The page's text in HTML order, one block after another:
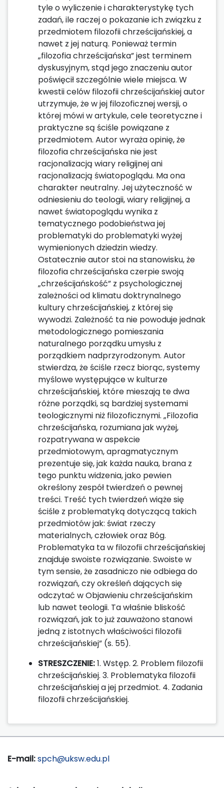
tyle o wyliczenie i charakterystykę tych
zadań, ile raczej o pokazanie ich związku z
przedmiotem filozofii chrześcijańskiej, a
nawet z jej naturą. Ponieważ termin
„filozofia chrześcijańska” jest terminem
dyskusyjnym, stąd jego znaczeniu autor
poświęcił szczególnie wiele miejsca. W
kwestii celów filozofii chrześcijańskiej autor
utrzymuje, że w jej filozoficznej wersji, o
której mówi w artykule, cele teoretyczne i
praktyczne są ściśle powiązane z
przedmiotem. Autor wyraża opinię, że
filozofia chrześcijańska nie jest
racjonalizacją wiary religijnej ani
racjonalizacją światopoglądu. Ma ona
charakter neutralny. Jej użyteczność w
odniesieniu do teologii, wiary religijnej, a
nawet światopoglądu wynika z
tematycznego podobieństwa jej
problematyki do problematyki wyżej
wymienionych dziedzin wiedzy.
Ostatecznie autor stoi na stanowisku, że
filozofia chrześcijańska czerpie swoją
„chrześcijańskość” z psychologicznej
zależności od klimatu doktrynalnego
kultury chrześcijańskiej, z której się
wywodzi. Zależność ta nie powoduje jednak
metodologicznego pomieszania
naturalnego porządku umysłu z
porządkiem nadprzyrodzonym. Autor
stwierdza, że ściśle rzecz biorąc, systemy
myślowe występujące w kulturze
chrześcijańskiej, które mieszają te dwa
różne porządki, są bardziej systemami
teologicznymi niż filozoficznymi. „Filozofia
chrześcijańska, rozumiana jak wyżej,
rozpatrywana w aspekcie
przedmiotowym, apragmatycznym
prezentuje się, jak każda nauka, brana z
tego punktu widzenia, jako pewien
określony zespół twierdzeń o pewnej
treści. Treść tych twierdzeń wiąże się
ściśle z problematyką dotyczącą takich
przedmiotów jak: świat rzeczy
materialnych, człowiek oraz Bóg.
Problematyka ta w filozofii chrześcijańskiej
znajduje swoiste rozwiązanie. Swoiste w
tym sensie, że zasadniczo nie odbiega do
rozwiązań, czy określeń dających się
odczytać w Objawieniu chrześcijańskim
lub nawet teologii. Ta właśnie bliskość
rozwiązań, jak to już zauważono stanowi
jedną z istotnych właściwości filozofii
chrześcijańskiej” (s. 55).
STRESZCZENIE:1. Wstęp. 2. Problem filozofii
chrześcijańskiej. 3. Problematyka filozofii
chrześcijańskiej a jej przedmiot. 4. Zadania
filozofii chrześcijańskiej.
E-mail:spch@uksw.edu.pl